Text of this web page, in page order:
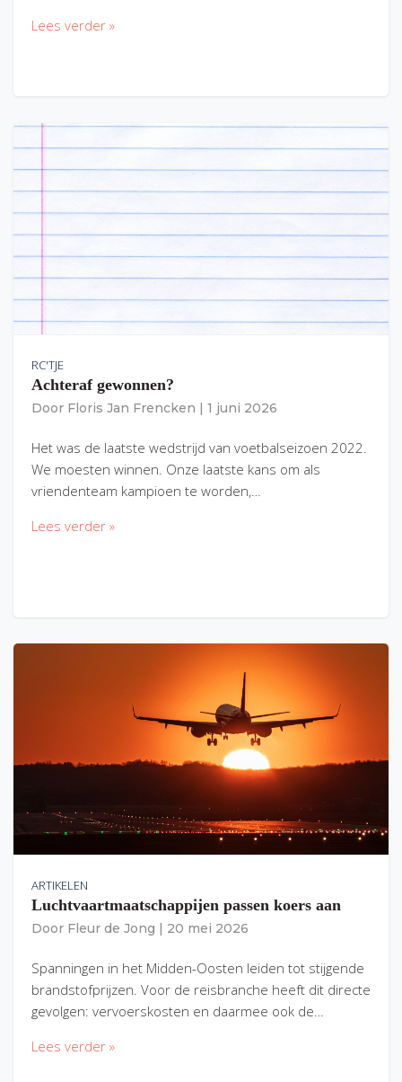
Lees verder »
RC'TJE
Achteraf gewonnen?
Door Floris Jan Frencken 1 juni 2026
Het was de laatste wedstrijd van voetbalseizoen 2022.
We moesten winnen. Onze laatste kans om als
vriendenteam kampioen te worden,…
Lees verder »
ARTIKELEN
Luchtvaartmaatschappijen passen koers aan
Door Fleur de Jong 20 mei 2026
Spanningen in het Midden-Oosten leiden tot stijgende
brandstofprijzen. Voor de reisbranche heeft dit directe
gevolgen: vervoerskosten en daarmee ook de…
Lees verder »